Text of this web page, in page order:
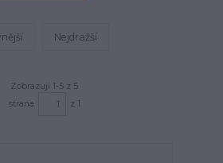
Nejdražší
Zobrazuji 1-5 z 5
strana
z 1